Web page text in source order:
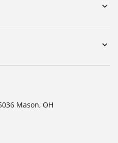
Mason, OH